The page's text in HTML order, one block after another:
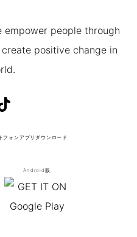
empower people through
positive change in
フォンアプリ ダウンロード
Android版